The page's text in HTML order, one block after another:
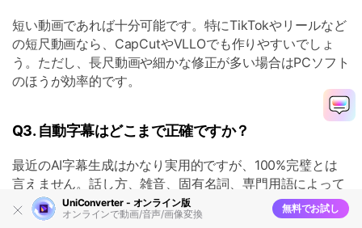
短い動画であれば十分可能です。特にTikTokやリールなど
の短尺動画なら、CapCutやVLLOでも作りやすいでしょ
う。ただし、長尺動画や細かな修正が多い場合はPCソフト
のほうが効率的です。
Q3. 自動字幕はどこまで正確ですか？
最近のAI字幕生成はかなり実用的ですが、100%完璧とは
言えません。話し方、雑音、固有名詞、専門用語によって
誤変換が起こることがあります。公開前に必ずチェックし
ましょう。
UniConverter - オンライン版
オンラインで動画/音声/画像変換
無料でお試し